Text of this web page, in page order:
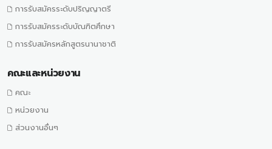
การรับสมัครระดับปริญญาตรี
การรับสมัครระดับบัณฑิตศึกษา
การรับสมัครหลักสูตรนานาชาติ
คณะและหน่วยงาน
คณะ
หน่วยงาน
ส่วนงานอื่นๆ